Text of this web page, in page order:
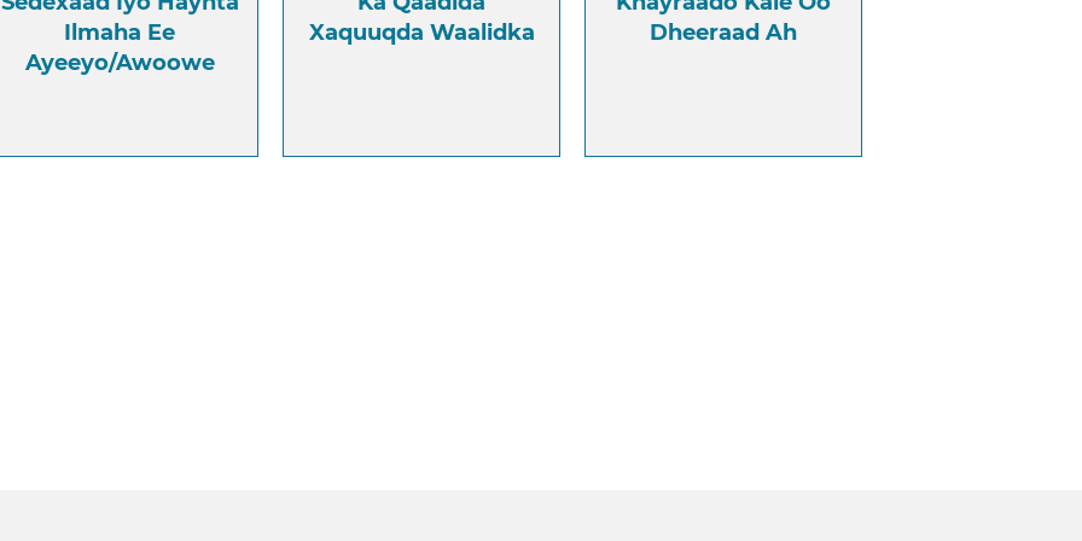
Ilmaha Ee
Ayeeyo/Awoowe
Xaquuqda Waalidka
Dheeraad Ah